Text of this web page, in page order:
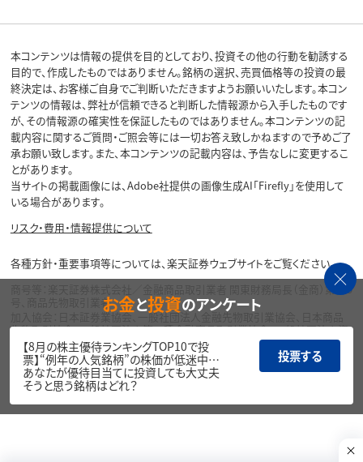
本コンテンツは情報の提供を目的としており、投資その他の行動を勧誘する
目的で、作成したものではありません。銘柄の選択、売買価格等の投資の最
終決定は、お客様ご自身でご判断いただきますようお願いいたします。本コン
テンツの情報は、弊社が信頼できると判断した情報源から入手したものです
が、その情報源の確実性を保証したものではありません。本コンテンツの記
載内容に関するご質問・ご照会等には一切お答え致しかねますので予めご了
承お願い致します。また、本コンテンツの記載内容は、予告なしに変更するこ
とがあります。
当サイトの掲載画像には、Adobe社提供の画像生成AI「Firefly」を使用して
いる場合があります。
リスク・費用・情報提供について
各種方針・重要事項等については、楽天証券ウェブサイトをご覧ください。
商号等：楽天証券株式会社／金融商品取引業者 関東財務局長（金商）第195
号、商品先物取引業者
加入協会：日本証券業協会、一般社団法人金融先物取引業協会、日本商品
先物取引協会、一般社団法人第二種金融商品取引業協会、一般社団法人資
産運用業協会
Copyright©
1999-2026 Rakuten Securities, Inc. All
お金と投資のアンケート
【8月の株主優待ランキングTOP10で投
票】“例年の人気銘柄”の株価が低迷中…
あなたが優待目当てに投資しても大丈夫
そうと思う銘柄はどれ？
投票する